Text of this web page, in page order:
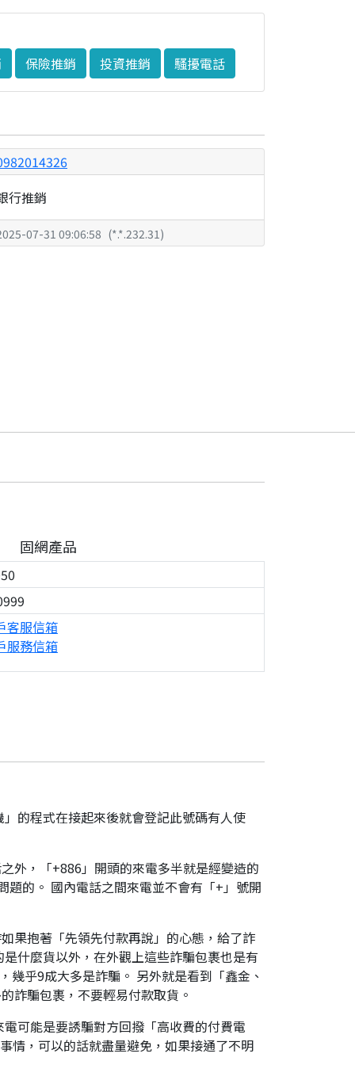
保險推銷 投資推銷 騷擾電話
行推銷
07-31 09:06:58 (*.*.232.31)
固網產品
客服信箱
服務信箱
的程式在接起來後就會登記此號碼有人使
外，「+886」開頭的來電多半就是經變造的
的。 國內電話之間來電並不會有「+」號開
果抱著「先領先付款再說」的心態，給了詐
什麼貨以外，在外觀上這些詐騙包裹也是有
乎9成大多是詐騙。 另外就是看到「鑫金、
詐騙包裹，不要輕易付款取貨。
可能是要誘騙對方回撥「高收費的付費電
情，可以的話就盡量避免，如果接通了不明